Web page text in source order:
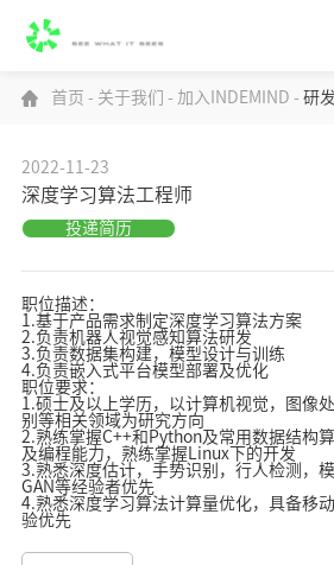
首页 - 关于我们 - 加入INDEMIND - 研
2022-11-23
深度学习算法工程师
投递简历
职位描述：
1.基于产品需求制定深度学习算法方案
2.负责机器人视觉感知算法研发
3.负责数据集构建，模型设计与训练
4.负责嵌入式平台模型部署及优化
职位要求：
1.硕士及以上学历，以计算机视觉，图像
别等相关领域为研究方向
2.熟练掌握C++和Python及常用数据结构
及编程能力，熟练掌握Linux下的开发
3.熟悉深度估计，手势识别，行人检测，
GAN等经验者优先
4.熟悉深度学习算法计算量优化，具备移
验优先